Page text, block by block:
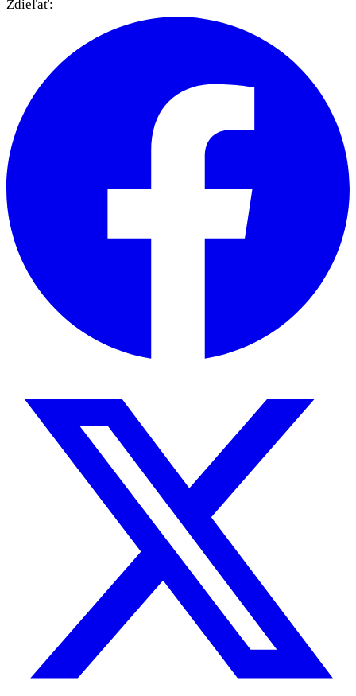
Zdieľať: